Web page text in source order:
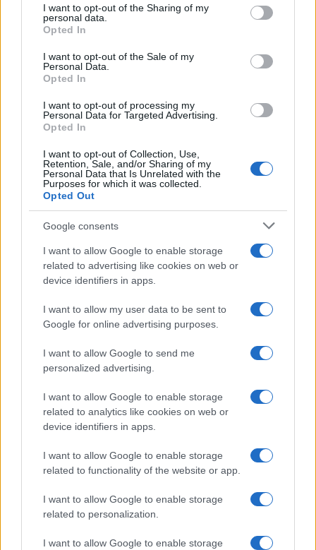
not limited to your visit or usage behaviour. You may click to
grant or deny consent to Google and its third-party tags to
use your data for below specified purposes in below Google
consent section.
I want to opt-out of the Sharing of my
personal data.
Opted In
I want to opt-out of the Sale of my
Personal Data.
Opted In
I want to opt-out of processing my
Personal Data for Targeted Advertising.
Opted In
I want to opt-out of Collection, Use,
Retention, Sale, and/or Sharing of my
Personal Data that Is Unrelated with the
Purposes for which it was collected.
Opted Out
Google consents
I want to allow Google to enable storage
related to advertising like cookies on web or
device identifiers in apps.
I want to allow my user data to be sent to
Google for online advertising purposes.
I want to allow Google to send me
personalized advertising.
I want to allow Google to enable storage
related to analytics like cookies on web or
device identifiers in apps.
I want to allow Google to enable storage
related to functionality of the website or app.
I want to allow Google to enable storage
related to personalization.
I want to allow Google to enable storage
La Maddalena, festa per i 30 anni del Diving
center di Tegge
conducente
Turiste si perdono a Tavolara: salvate dai vigili
del fuoco
Meteo Olbia 6 agosto, migliora il tempo in
Gallura
Incidente Olbia, poliziotto in vacanza salva 6